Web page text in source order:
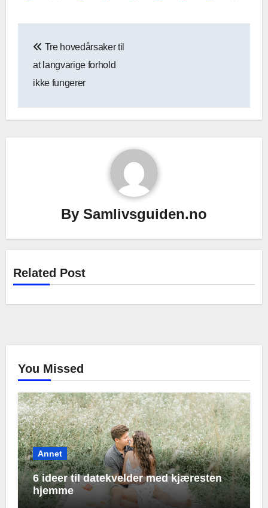
Tre hovedårsaker til
at langvarige forhold
ikke fungerer
By Samlivsguiden.no
Related Post
You Missed
Annet
6 ideer til datekvelder med kjæresten
hjemme